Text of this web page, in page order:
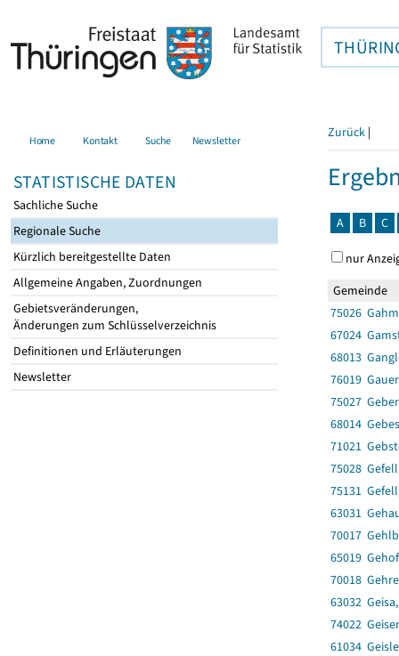
Home Kontakt Suche Newsletter
STATISTISCHE DATEN
Sachliche Suche
Regionale Suche
Kürzlich bereitgestellte Daten
Allgemeine Angaben, Zuordnungen
Gebietsveränderungen,
Änderungen zum Schlüsselverzeichnis
Definitionen und Erläuterungen
Newsletter
Zurück |
A B C
nur
Gemeinde
75026
67024
68013
76019
75027
68014
71021
75028
75131
63031
70017
65019
70018
63032
74022
61034